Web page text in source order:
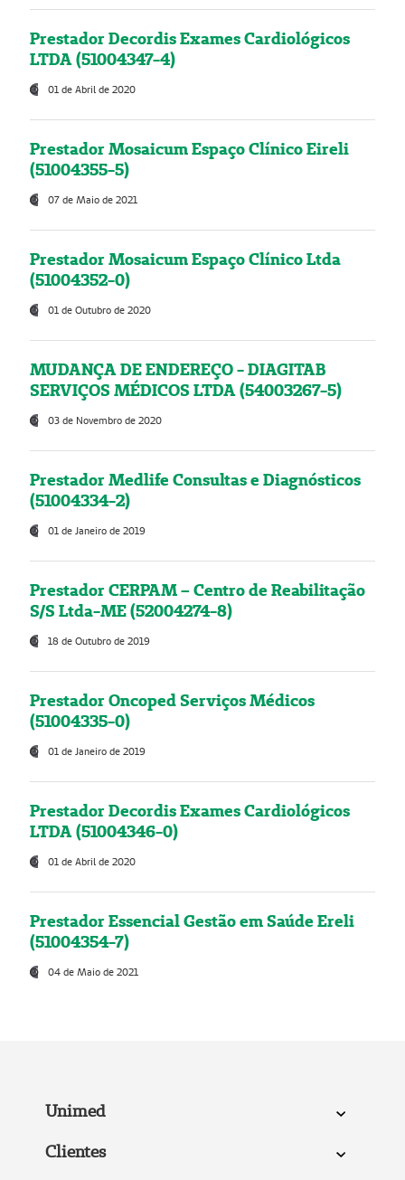
Prestador Decordis Exames Cardiológicos
LTDA (51004347-4)
01 de Abril de 2020
Prestador Mosaicum Espaço Clínico Eireli
(51004355-5)
07 de Maio de 2021
Prestador Mosaicum Espaço Clínico Ltda
(51004352-0)
01 de Outubro de 2020
MUDANÇA DE ENDEREÇO - DIAGITAB
SERVIÇOS MÉDICOS LTDA (54003267-5)
03 de Novembro de 2020
Prestador Medlife Consultas e Diagnósticos
(51004334-2)
01 de Janeiro de 2019
Prestador CERPAM – Centro de Reabilitação
S/S Ltda-ME (52004274-8)
18 de Outubro de 2019
Prestador Oncoped Serviços Médicos
(51004335-0)
01 de Janeiro de 2019
Prestador Decordis Exames Cardiológicos
LTDA (51004346-0)
01 de Abril de 2020
Prestador Essencial Gestão em Saúde Ereli
(51004354-7)
04 de Maio de 2021
Unimed
Clientes